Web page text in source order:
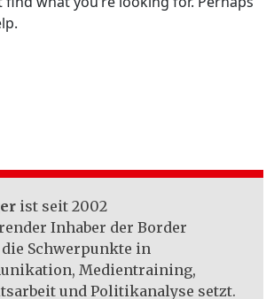
ist seit 2002
Inhaber der Border
die Schwerpunkte in
Medientraining,
und Politikanalyse setzt.